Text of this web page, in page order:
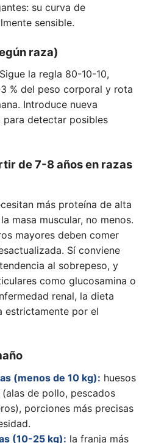
su curva de
sensible.
raza)
la regla 80-10-10,
% del peso corporal y rota
Introduce nueva
para detectar posibles
de 7-8 años en razas
más proteína de alta
masa muscular, no menos.
mayores deben comer
Sí conviene
al sobrepeso, y
como glucosamina o
renal, la dieta
estrictamente por el
(menos de 10 kg): huesos
(alas de pollo, pescados
porciones más precisas
(10-25 kg): la franja más